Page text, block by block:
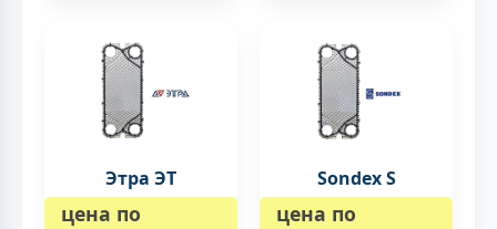
Этра ЭТ
цена по
Sondex S
цена по